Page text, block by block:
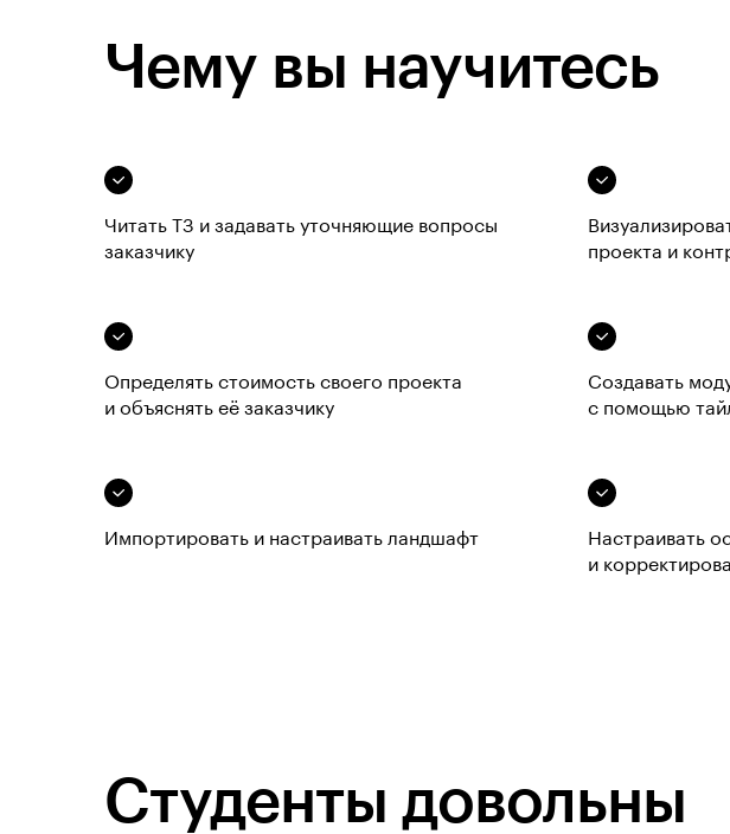
Чему вы научитесь
Читать ТЗ и задавать уточняющие вопросы
заказчику
проекта и
Определять стоимость своего проекта
и объяснять её заказчику
Создавать
с помощью
Импортировать и настраивать ландшафт
Настраивать
и
Студенты довольны